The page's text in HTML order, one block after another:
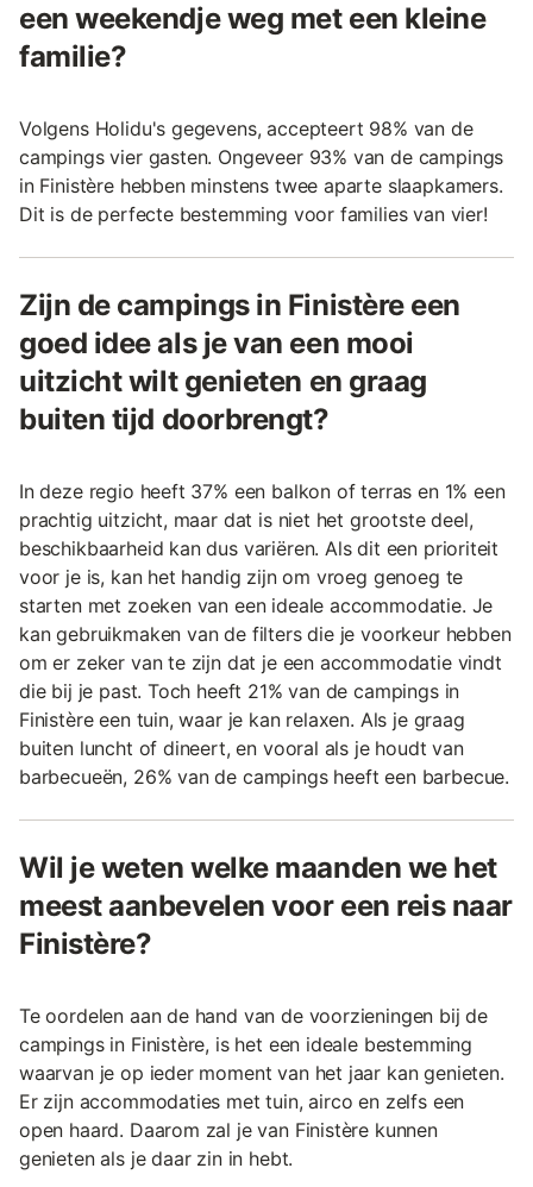
een weekendje weg met een kleine
familie?
Volgens Holidu's gegevens, accepteert 98% van de
campings vier gasten. Ongeveer 93% van de campings
in Finistère hebben minstens twee aparte slaapkamers.
Dit is de perfecte bestemming voor families van vier!
Zijn de campings in Finistère een
goed idee als je van een mooi
uitzicht wilt genieten en graag
buiten tijd doorbrengt?
In deze regio heeft 37% een balkon of terras en 1% een
prachtig uitzicht, maar dat is niet het grootste deel,
beschikbaarheid kan dus variëren. Als dit een prioriteit
voor je is, kan het handig zijn om vroeg genoeg te
starten met zoeken van een ideale accommodatie. Je
kan gebruikmaken van de filters die je voorkeur hebben
om er zeker van te zijn dat je een accommodatie vindt
die bij je past. Toch heeft 21% van de campings in
Finistère een tuin, waar je kan relaxen. Als je graag
buiten luncht of dineert, en vooral als je houdt van
barbecueën, 26% van de campings heeft een barbecue.
Wil je weten welke maanden we het
meest aanbevelen voor een reis naar
Finistère?
Te oordelen aan de hand van de voorzieningen bij de
campings in Finistère, is het een ideale bestemming
waarvan je op ieder moment van het jaar kan genieten.
Er zijn accommodaties met tuin, airco en zelfs een
open haard. Daarom zal je van Finistère kunnen
genieten als je daar zin in hebt.